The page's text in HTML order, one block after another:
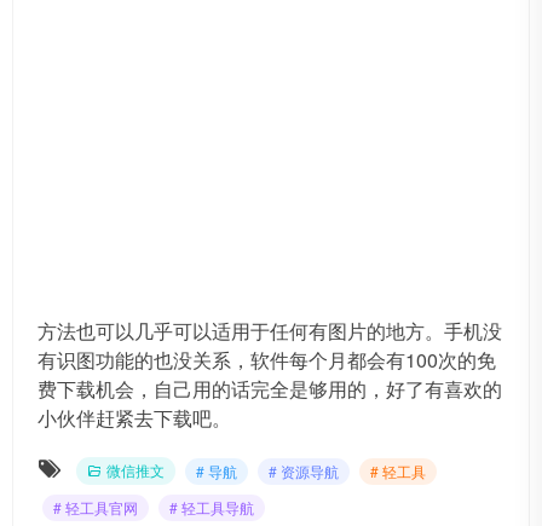
方法也可以几乎可以适用于任何有图片的地方。手机没
有识图功能的也没关系，软件每个月都会有100次的免
费下载机会，自己用的话完全是够用的，好了有喜欢的
小伙伴赶紧去下载吧。
微信推文 # 导航 # 资源导航
# 轻工具
# 轻工具官网
# 轻工具导航